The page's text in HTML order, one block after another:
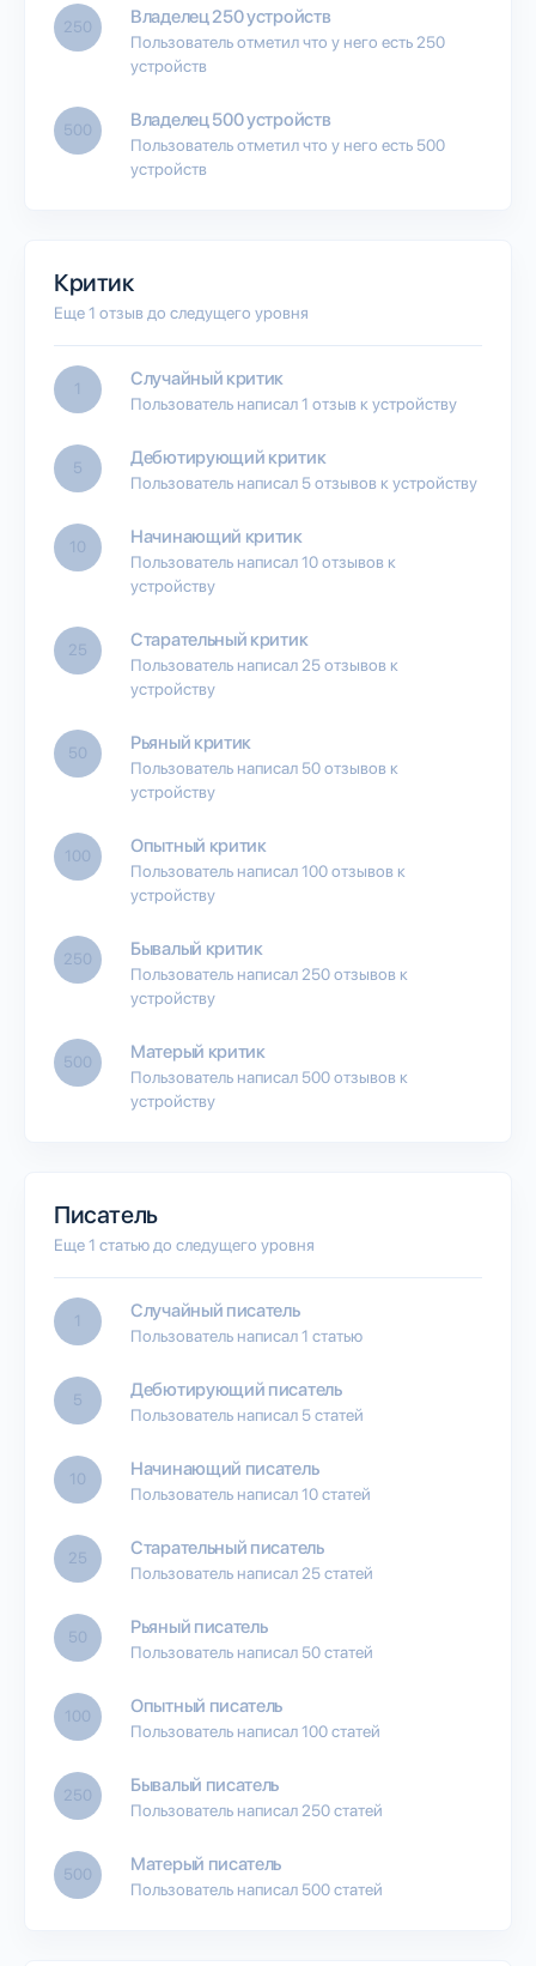
250 Владелец 250 устройств
Пользователь отметил что у него есть 250
устройств
500 Владелец 500 устройств
Пользователь отметил что у него есть 500
устройств
Критик
Еще 1 отзыв до следущего уровня
1 Случайный критик
Пользователь написал 1 отзыв к устройству
5 Дебютирующий критик
Пользователь написал 5 отзывов к устройству
10 Начинающий критик
Пользователь написал 10 отзывов к
устройству
25 Старательный критик
Пользователь написал 25 отзывов к
устройству
50 Рьяный критик
Пользователь написал 50 отзывов к
устройству
100 Опытный критик
Пользователь написал 100 отзывов к
устройству
250 Бывалый критик
Пользователь написал 250 отзывов к
устройству
500 Матерый критик
Пользователь написал 500 отзывов к
устройству
Писатель
Еще 1 статью до следущего уровня
1 Случайный писатель
Пользователь написал 1 статью
5 Дебютирующий писатель
Пользователь написал 5 статей
10 Начинающий писатель
Пользователь написал 10 статей
25 Старательный писатель
Пользователь написал 25 статей
50 Рьяный писатель
Пользователь написал 50 статей
100 Опытный писатель
Пользователь написал 100 статей
250 Бывалый писатель
Пользователь написал 250 статей
500 Матерый писатель
Пользователь написал 500 статей